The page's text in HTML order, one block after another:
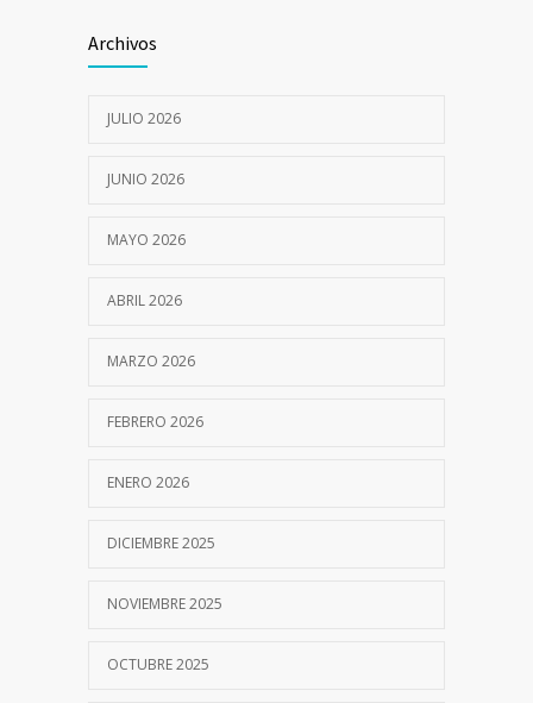
I CAMPAÑA DE SALUD INTEGRAL GRATUITA
Archivos
JULIO 2026
JUNIO 2026
MAYO 2026
ABRIL 2026
MARZO 2026
FEBRERO 2026
ENERO 2026
DICIEMBRE 2025
NOVIEMBRE 2025
OCTUBRE 2025